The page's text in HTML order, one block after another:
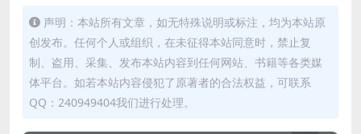
声明：本站所有文章，如无特殊说明或标注，均为本站原
创发布。任何个人或组织，在未征得本站同意时，禁止复
制、盗用、采集、发布本站内容到任何网站、书籍等各类媒
体平台。如若本站内容侵犯了原著者的合法权益，可联系
QQ：240949404我们进行处理。